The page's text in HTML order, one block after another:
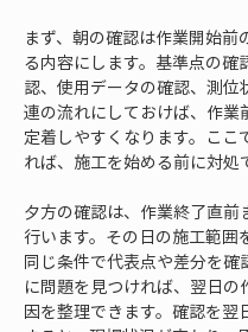
まず、朝の確認は作業開始前
る内容にします。基準点の確
認、使用データの確認、測位
連の流れにしておけば、作業
定着しやすくなります。ここ
れば、施工を始める前に対処
夕方の確認は、作業終了直前
行います。その日の施工範囲
同じ条件で代表点や差分を確
に問題を見つければ、翌日の
因を整理できます。確認を翌